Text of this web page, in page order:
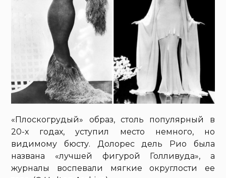
«Плоскогрудый» образ, столь популярный в
20-х годах, уступил место немного, но
видимому бюсту. Долорес дель Рио была
названа «лучшей фигурой Голливуда», а
журналы воспевали мягкие округлости ее